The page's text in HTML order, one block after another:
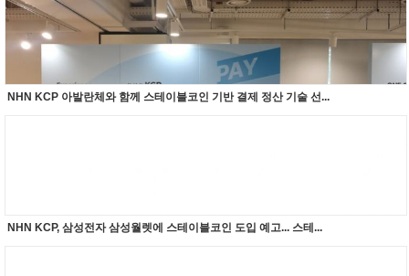
NHN KCP 아발란체와 함께 스테이블코인 기반 결제 정산 기술 선...
NHN KCP, 삼성전자 삼성월렛에 스테이블코인 도입 예고... 스테...